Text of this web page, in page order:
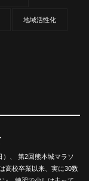
地域活性化
）、 第2回熊本城マラソ
高校卒業以来、実に30数